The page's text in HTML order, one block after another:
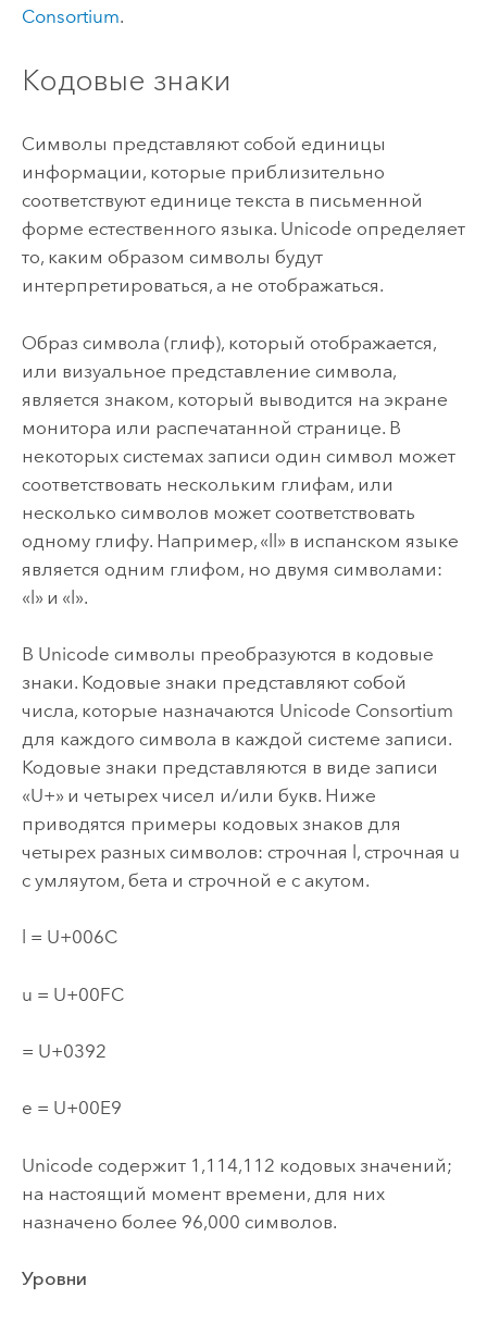
Consortium.
Кодовые знаки
Символы представляют собой единицы
информации, которые приблизительно
соответствуют единице текста в письменной
форме естественного языка. Unicode определяет
то, каким образом символы будут
интерпретироваться, а не отображаться.
Образ символа (глиф), который отображается,
или визуальное представление символа,
является знаком, который выводится на экране
монитора или распечатанной странице. В
некоторых системах записи один символ может
соответствовать нескольким глифам, или
несколько символов может соответствовать
одному глифу. Например, «ll» в испанском языке
является одним глифом, но двумя символами:
«l» и «l».
В Unicode символы преобразуются в кодовые
знаки. Кодовые знаки представляют собой
числа, которые назначаются Unicode Consortium
для каждого символа в каждой системе записи.
Кодовые знаки представляются в виде записи
«U+» и четырех чисел и/или букв. Ниже
приводятся примеры кодовых знаков для
четырех разных символов: строчная l, строчная u
с умляутом, бета и строчной e с акутом.
l = U+006C
u = U+00FC
= U+0392
e = U+00E9
Unicode содержит 1,114,112 кодовых значений;
на настоящий момент времени, для них
назначено более 96,000 символов.
Уровни